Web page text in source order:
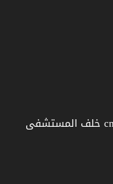
١٦٢ش التسعين الشمالي عيادات cmc خلف المستشفى